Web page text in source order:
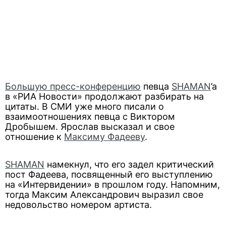
Большую пресс-конференцию певца SHAMAN’a
в «РИА Новости» продолжают разбирать на
цитаты. В СМИ уже много писали о
взаимоотношениях певца с Виктором
Дробышем. Ярослав высказал и свое
отношение к Максиму Фадееву.
SHAMAN намекнул, что его задел критический
пост Фадеева, посвященный его выступлению
на «Интервидении» в прошлом году. Напомним,
тогда Максим Александрович выразил свое
недовольство номером артиста.